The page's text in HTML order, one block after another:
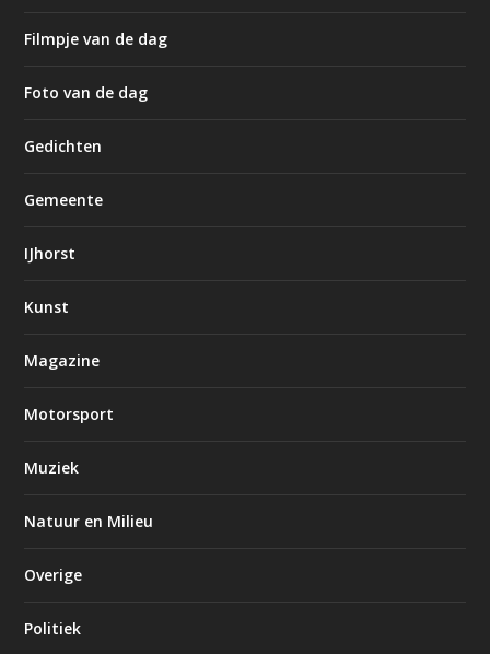
Filmpje van de dag
Foto van de dag
Gedichten
Gemeente
IJhorst
Kunst
Magazine
Motorsport
Muziek
Natuur en Milieu
Overige
Politiek